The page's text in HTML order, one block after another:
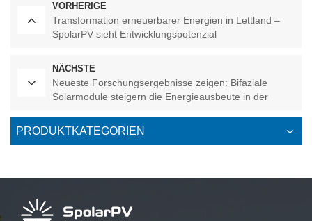
VORHERIGE
Transformation erneuerbarer Energien in Lettland –
SpolarPV sieht Entwicklungspotenzial
NÄCHSTE
Neueste Forschungsergebnisse zeigen: Bifaziale
Solarmodule steigern die Energieausbeute in der
PRODUKTKATEGORIEN